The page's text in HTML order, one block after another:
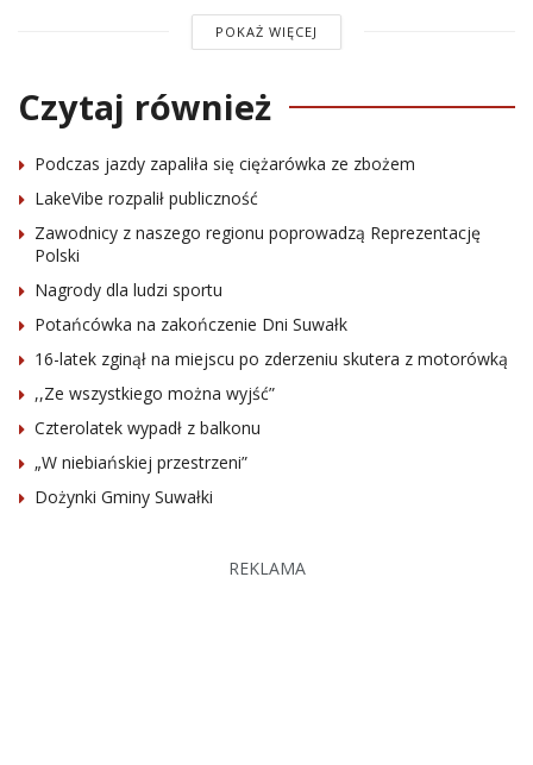
POKAŻ WIĘCEJ
Czytaj również
Podczas jazdy zapaliła się ciężarówka ze zbożem
LakeVibe rozpalił publiczność
Zawodnicy z naszego regionu poprowadzą Reprezentację
Polski
Nagrody dla ludzi sportu
Potańcówka na zakończenie Dni Suwałk
16-latek zginął na miejscu po zderzeniu skutera z motorówką
,,Ze wszystkiego można wyjść”
Czterolatek wypadł z balkonu
„W niebiańskiej przestrzeni”
Dożynki Gminy Suwałki
REKLAMA